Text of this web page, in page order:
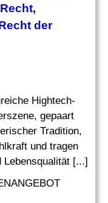
der
Hightech-
gepaart
Tradition,
und tragen
Lebensqualität [...]